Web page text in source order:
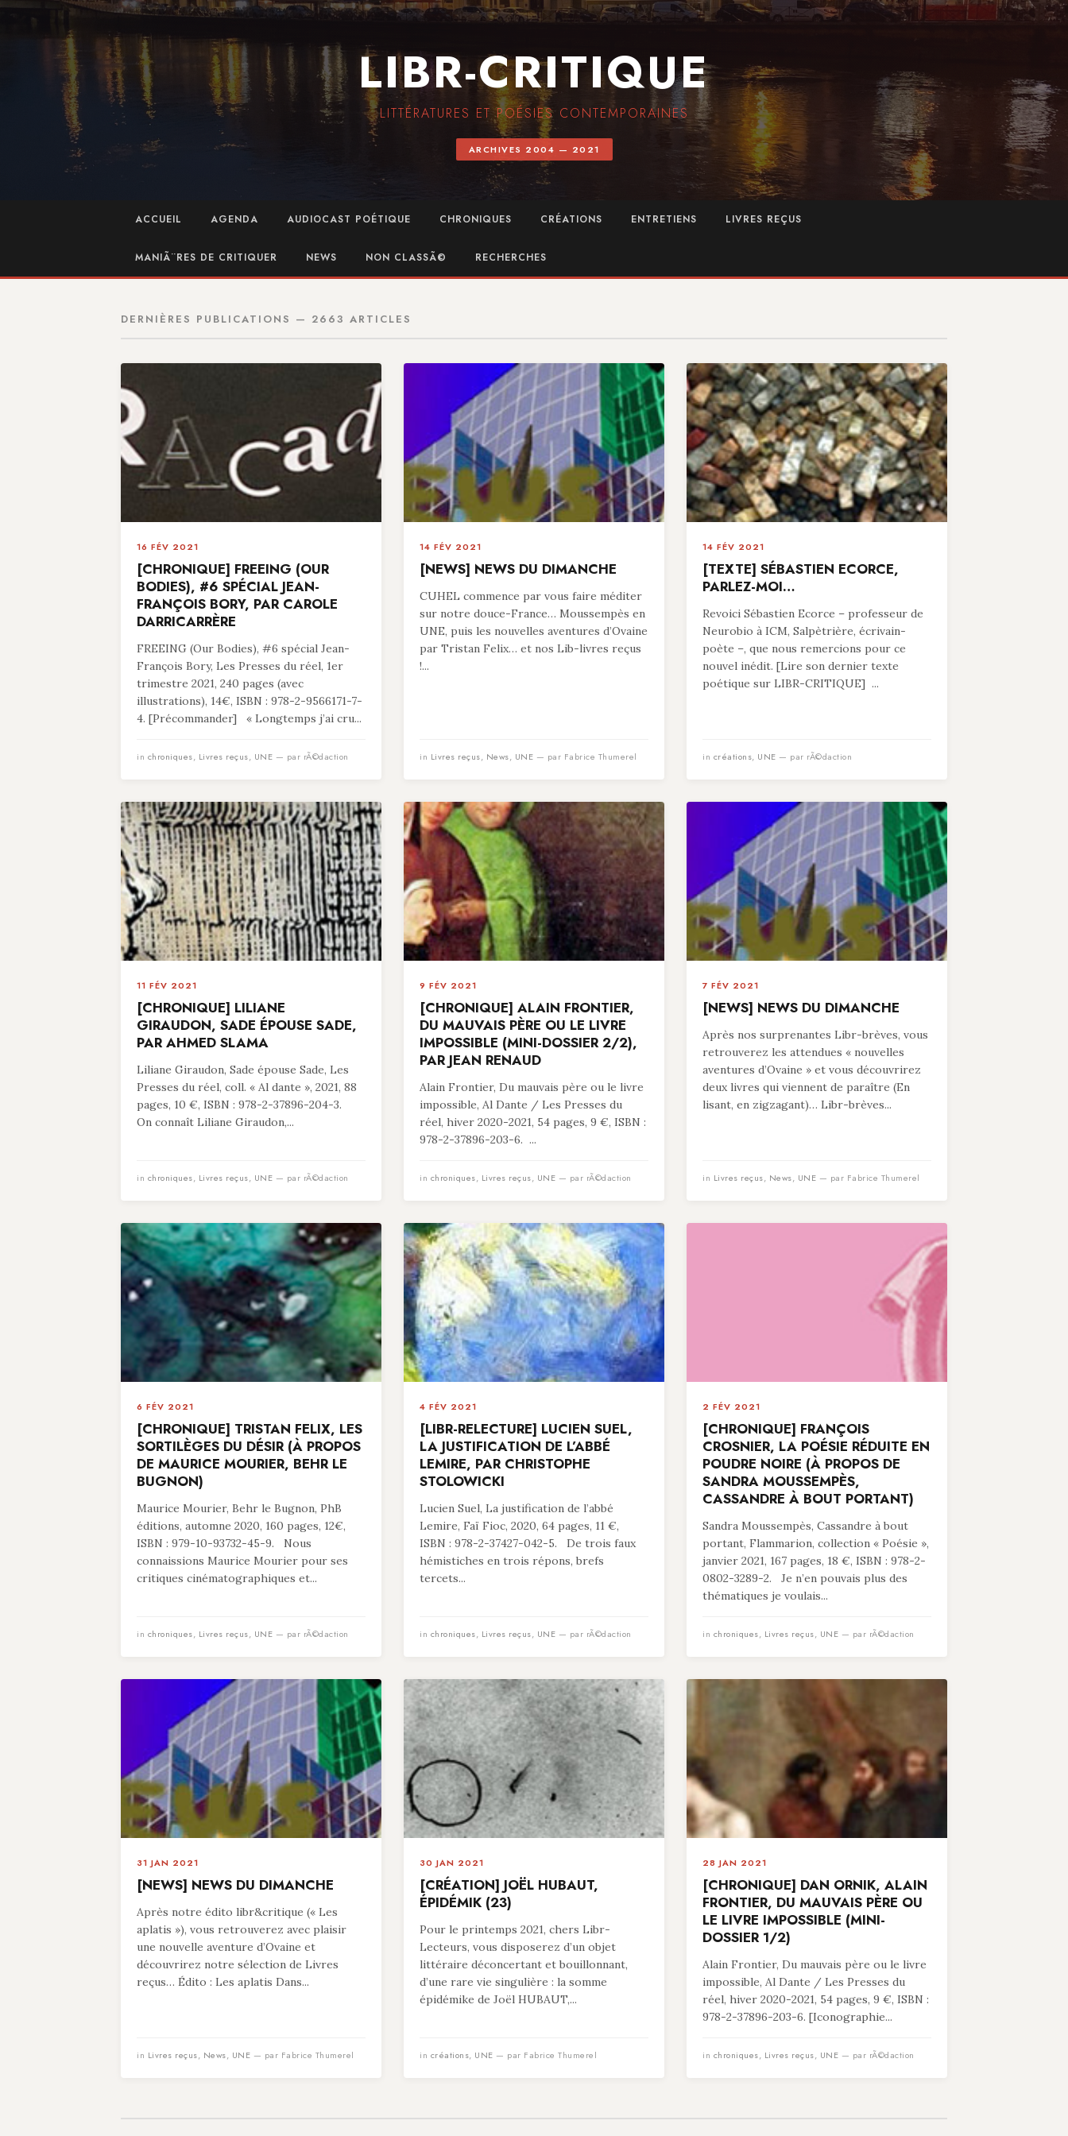
LIBR-CRITIQUE
LITTÉRATURES ET POÉSIES CONTEMPORAINES
ARCHIVES 2004 — 2021
ACCUEIL AGENDA AUDIOCAST POÉTIQUE CHRONIQUES CRÉATIONS ENTRETIENS LIVRES REÇUS
MANIÃ¨RES DE CRITIQUER NEWS NON CLASSÃ© RECHERCHES
DERNIÈRES PUBLICATIONS — 2663 ARTICLES
16 FÉV 2021
[CHRONIQUE] FREEING (OUR
BODIES), #6 SPÉCIAL JEAN-
FRANÇOIS BORY, PAR CAROLE
DARRICARRÈRE
FREEING (Our Bodies), #6 spécial Jean-
François Bory, Les Presses du réel, 1er
trimestre 2021, 240 pages (avec
illustrations), 14€, ISBN : 978-2-9566171-7-
4. [Précommander] « Longtemps j’ai cru...
in chroniques, Livres reçus, UNE — par rÃ©daction
14 FÉV 2021
[NEWS] NEWS DU DIMANCHE
CUHEL commence par vous faire méditer
sur notre douce-France… Moussempès en
UNE, puis les nouvelles aventures d’Ovaine
par Tristan Felix… et nos Lib-livres reçus
!...
in Livres reçus, News, UNE — par Fabrice Thumerel
14 FÉV 2021
[TEXTE] SÉBASTIEN ECORCE,
PARLEZ-MOI…
Revoici Sébastien Ecorce – professeur de
Neurobio à ICM, Salpètrière, écrivain-
poète –, que nous remercions pour ce
nouvel inédit. [Lire son dernier texte
poétique sur LIBR-CRITIQUE] ...
in créations, UNE — par rÃ©daction
11 FÉV 2021
[CHRONIQUE] LILIANE
GIRAUDON, SADE ÉPOUSE SADE,
PAR AHMED SLAMA
Liliane Giraudon, Sade épouse Sade, Les
Presses du réel, coll. « Al dante », 2021, 88
pages, 10 €, ISBN : 978-2-37896-204-3.
On connaît Liliane Giraudon,...
in chroniques, Livres reçus, UNE — par rÃ©daction
9 FÉV 2021
[CHRONIQUE] ALAIN FRONTIER,
DU MAUVAIS PÈRE OU LE LIVRE
IMPOSSIBLE (MINI-DOSSIER 2/2),
PAR JEAN RENAUD
Alain Frontier, Du mauvais père ou le livre
impossible, Al Dante / Les Presses du
réel, hiver 2020-2021, 54 pages, 9 €, ISBN :
978-2-37896-203-6. ...
in chroniques, Livres reçus, UNE — par rÃ©daction
7 FÉV 2021
[NEWS] NEWS DU DIMANCHE
Après nos surprenantes Libr-brèves, vous
retrouverez les attendues « nouvelles
aventures d’Ovaine » et vous découvrirez
deux livres qui viennent de paraître (En
lisant, en zigzagant)… Libr-brèves...
in Livres reçus, News, UNE — par Fabrice Thumerel
6 FÉV 2021
[CHRONIQUE] TRISTAN FELIX, LES
SORTILÈGES DU DÉSIR (À PROPOS
DE MAURICE MOURIER, BEHR LE
BUGNON)
Maurice Mourier, Behr le Bugnon, PhB
éditions, automne 2020, 160 pages, 12€,
ISBN : 979-10-93732-45-9. Nous
connaissions Maurice Mourier pour ses
critiques cinématographiques et...
in chroniques, Livres reçus, UNE — par rÃ©daction
4 FÉV 2021
[LIBR-RELECTURE] LUCIEN SUEL,
LA JUSTIFICATION DE L’ABBÉ
LEMIRE, PAR CHRISTOPHE
STOLOWICKI
Lucien Suel, La justification de l’abbé
Lemire, Faï Fioc, 2020, 64 pages, 11 €,
ISBN : 978-2-37427-042-5. De trois faux
hémistiches en trois répons, brefs
tercets...
in chroniques, Livres reçus, UNE — par rÃ©daction
2 FÉV 2021
[CHRONIQUE] FRANÇOIS
CROSNIER, LA POÉSIE RÉDUITE EN
POUDRE NOIRE (À PROPOS DE
SANDRA MOUSSEMPÈS,
CASSANDRE À BOUT PORTANT)
Sandra Moussempès, Cassandre à bout
portant, Flammarion, collection « Poésie »,
janvier 2021, 167 pages, 18 €, ISBN : 978-2-
0802-3289-2. Je n’en pouvais plus des
thématiques je voulais...
in chroniques, Livres reçus, UNE — par rÃ©daction
31 JAN 2021
[NEWS] NEWS DU DIMANCHE
Après notre édito libr&critique (« Les
aplatis »), vous retrouverez avec plaisir
une nouvelle aventure d’Ovaine et
découvrirez notre sélection de Livres
reçus… Édito : Les aplatis Dans...
in Livres reçus, News, UNE — par Fabrice Thumerel
30 JAN 2021
[CRÉATION] JOËL HUBAUT,
ÉPIDÉMIK (23)
Pour le printemps 2021, chers Libr-
Lecteurs, vous disposerez d’un objet
littéraire déconcertant et bouillonnant,
d’une rare vie singulière : la somme
épidémike de Joël HUBAUT,...
in créations, UNE — par Fabrice Thumerel
28 JAN 2021
[CHRONIQUE] DAN ORNIK, ALAIN
FRONTIER, DU MAUVAIS PÈRE OU
LE LIVRE IMPOSSIBLE (MINI-
DOSSIER 1/2)
Alain Frontier, Du mauvais père ou le livre
impossible, Al Dante / Les Presses du
réel, hiver 2020-2021, 54 pages, 9 €, ISBN :
978-2-37896-203-6. [Iconographie...
in chroniques, Livres reçus, UNE — par rÃ©daction